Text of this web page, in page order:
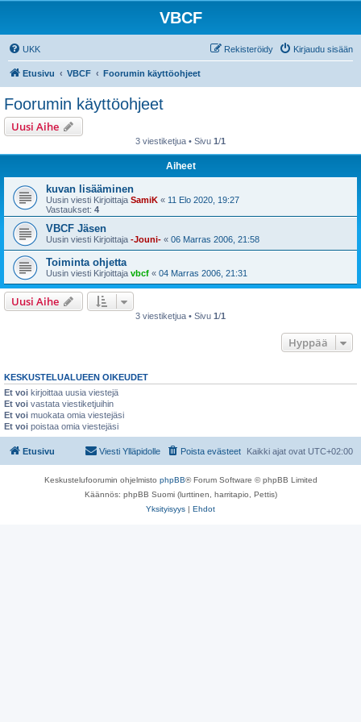
VBCF
UKK Kirjaudu sisään
Rekisteröidy
Etusivu VBCF Foorumin käyttöohjeet
Foorumin käyttöohjeet
Uusi Aihe
3 viestiketjua • Sivu 1/1
Aiheet
kuvan lisääminen
Uusin viesti Kirjoittaja SamiK « 11 Elo 2020, 19:27
Vastaukset: 4
VBCF Jäsen
Uusin viesti Kirjoittaja -Jouni- « 06 Marras 2006, 21:58
Toiminta ohjetta
Uusin viesti Kirjoittaja vbcf « 04 Marras 2006, 21:31
Uusi Aihe
3 viestiketjua • Sivu 1/1
Hyppää
KESKUSTELUALUEEN OIKEUDET
Et voi kirjoittaa uusia viestejä
Et voi vastata viestiketjuihin
Et voi muokata omia viestejäsi
Et voi poistaa omia viestejäsi
Etusivu Kaikki ajat ovat UTC+02:00
Poista evästeet
Viesti Ylläpidolle
Keskustelufoorumin ohjelmisto phpBB® Forum Software © phpBB Limited
Käännös: phpBB Suomi (lurttinen, harritapio, Pettis)
Yksityisyys | Ehdot